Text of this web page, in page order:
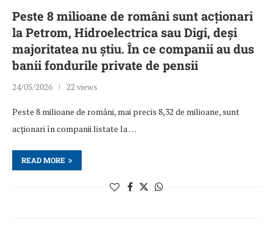
Peste 8 milioane de români sunt acționari
la Petrom, Hidroelectrica sau Digi, deși
majoritatea nu știu. În ce companii au dus
banii fondurile private de pensii
24/05/2026 22 views
Peste 8 milioane de români, mai precis 8,32 de milioane, sunt
acționari în companii listate la …
READ MORE